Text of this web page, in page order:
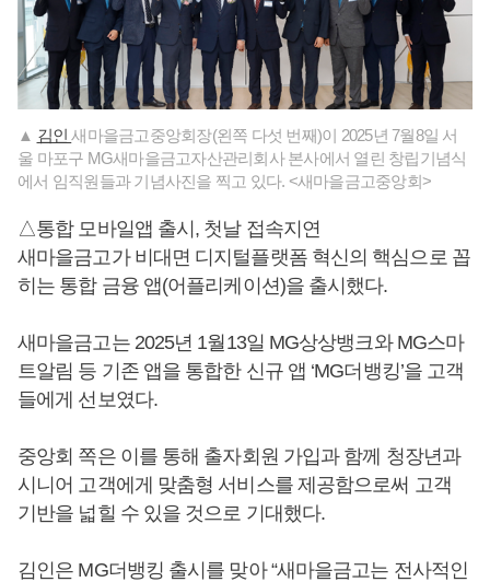
▲ 김인새마을금고중앙회장(왼쪽 다섯 번째)이 2025년 7월8일 서
울 마포구 MG새마을금고자산관리회사 본사에서 열린 창립기념식
에서 임직원들과 기념사진을 찍고 있다. <새마을금고중앙회>
△통합 모바일앱 출시, 첫날 접속지연
새마을금고가 비대면 디지털플랫폼 혁신의 핵심으로 꼽
히는 통합 금융 앱(어플리케이션)을 출시했다.
새마을금고는 2025년 1월13일 MG상상뱅크와 MG스마
트알림 등 기존 앱을 통합한 신규 앱 ‘MG더뱅킹’을 고객
들에게 선보였다.
중앙회 쪽은 이를 통해 출자회원 가입과 함께 청장년과
시니어 고객에게 맞춤형 서비스를 제공함으로써 고객
기반을 넓힐 수 있을 것으로 기대했다.
김인은 MG더뱅킹 출시를 맞아 “새마을금고는 전사적인